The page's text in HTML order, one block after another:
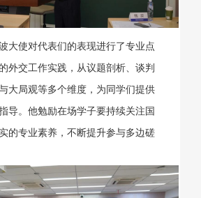
大使对代表们的表现进行了专业点
外交工作实践，从议题剖析、谈判
大局观等多个维度，为同学们提供
导。他勉励在场学子要持续关注国
的专业素养，不断提升参与多边磋